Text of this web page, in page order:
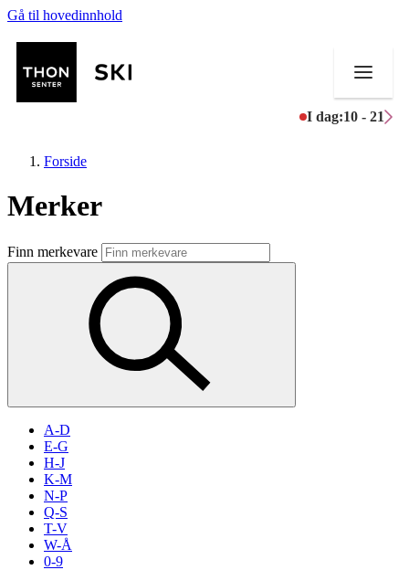
Gå til hovedinnhold
I dag:10 - 21
Butikker
Mat og drikke
Aktiviteter
Inspirasjon
Søk
Forside
Merker
Finn merkevare
A-D
E-G
H-J
K-M
N-P
Q-S
T-V
W-Å
0-9